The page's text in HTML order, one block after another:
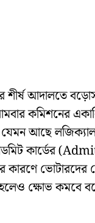
আদালতে
কমিশনের
যেমন আছে
কার্ডের
ভোটারদের
হলেও ক্ষোভ কমবে